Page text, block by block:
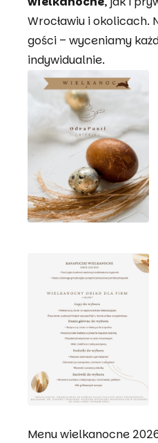
Wrocławiu i okolicach.
gości – wyceniamy
indywidualnie.
Menu wielkanocne